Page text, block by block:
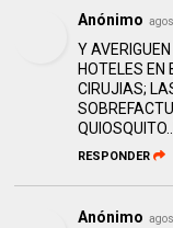
Anónimo
Y
HOTELES EN
CIRUJIAS;
RESPONDER
Anónimo